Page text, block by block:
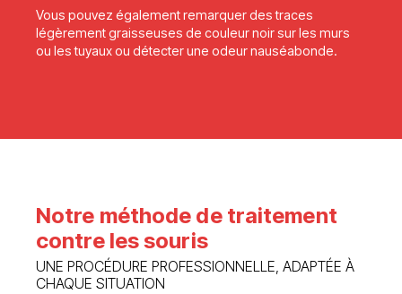
Vous pouvez également remarquer des traces
légèrement graisseuses de couleur noir sur les murs
ou les tuyaux ou détecter une odeur nauséabonde.
Notre méthode de traitement
contre les souris
UNE PROCÉDURE PROFESSIONNELLE, ADAPTÉE À
CHAQUE SITUATION